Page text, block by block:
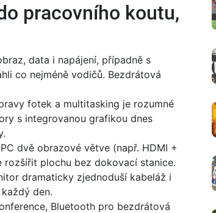
pracovního koutu,
data i napájení, případně s
co nejméně vodičů. Bezdrátová
fotek a multitasking je rozumné
s integrovanou grafikou dnes
dvě obrazové větve (např. HDMI +
rozšířit plochu bez dokovací stanice.
dramaticky zjednoduší kabeláž i
den.
Bluetooth pro bezdrátová